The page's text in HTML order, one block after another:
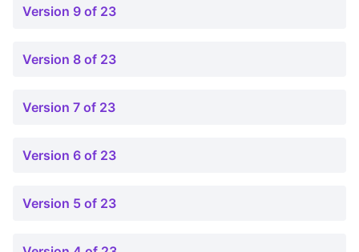
Version 9 of 23
Version 8 of 23
Version 7 of 23
Version 6 of 23
Version 5 of 23